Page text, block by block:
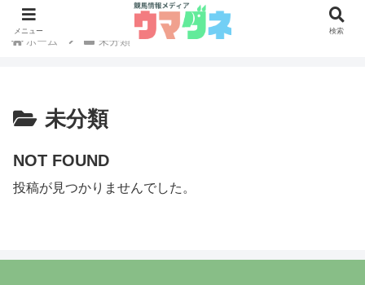
ホーム 未分類
未分類
NOT FOUND
投稿が見つかりませんでした。
メニュー 検索